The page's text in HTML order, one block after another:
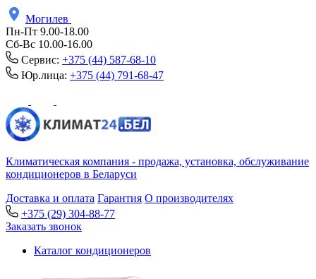
Могилев
Пн-Пт 9.00-18.00
Сб-Вс 10.00-16.00
Сервис: +375 (44) 587-68-10
Юр.лица: +375 (44) 791-68-47
Климатическая компания - продажа, установка, обслуживание
кондиционеров в Беларуси
Доставка и оплата Гарантия О производителях
+375 (29) 304-88-77
Заказать звонок
Каталог кондиционеров